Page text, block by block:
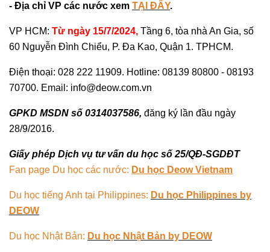
- Địa chỉ VP các nước xem TẠI ĐÂY.
VP HCM: Từ ngày 15/7/2024, Tầng 6, tòa nhà An Gia, số
60 Nguyễn Đình Chiểu, P. Đa Kao, Quận 1. TPHCM.
Điện thoại: 028 222 11909. Hotline: 08139 80800 - 08193
70700. Email: info@deow.com.vn
GPKD MSDN số 0314037586, đăng ký lần đầu ngày
28/9/2016.
Giấy phép Dịch vụ tư vấn du học số 25/QĐ-SGDĐT
Fan page Du học các nước: Du học Deow Vietnam
Du học tiếng Anh tại Philippines: Du học Philippines by
DEOW
Du học Nhật Bản: Du học Nhật Bản by DEOW